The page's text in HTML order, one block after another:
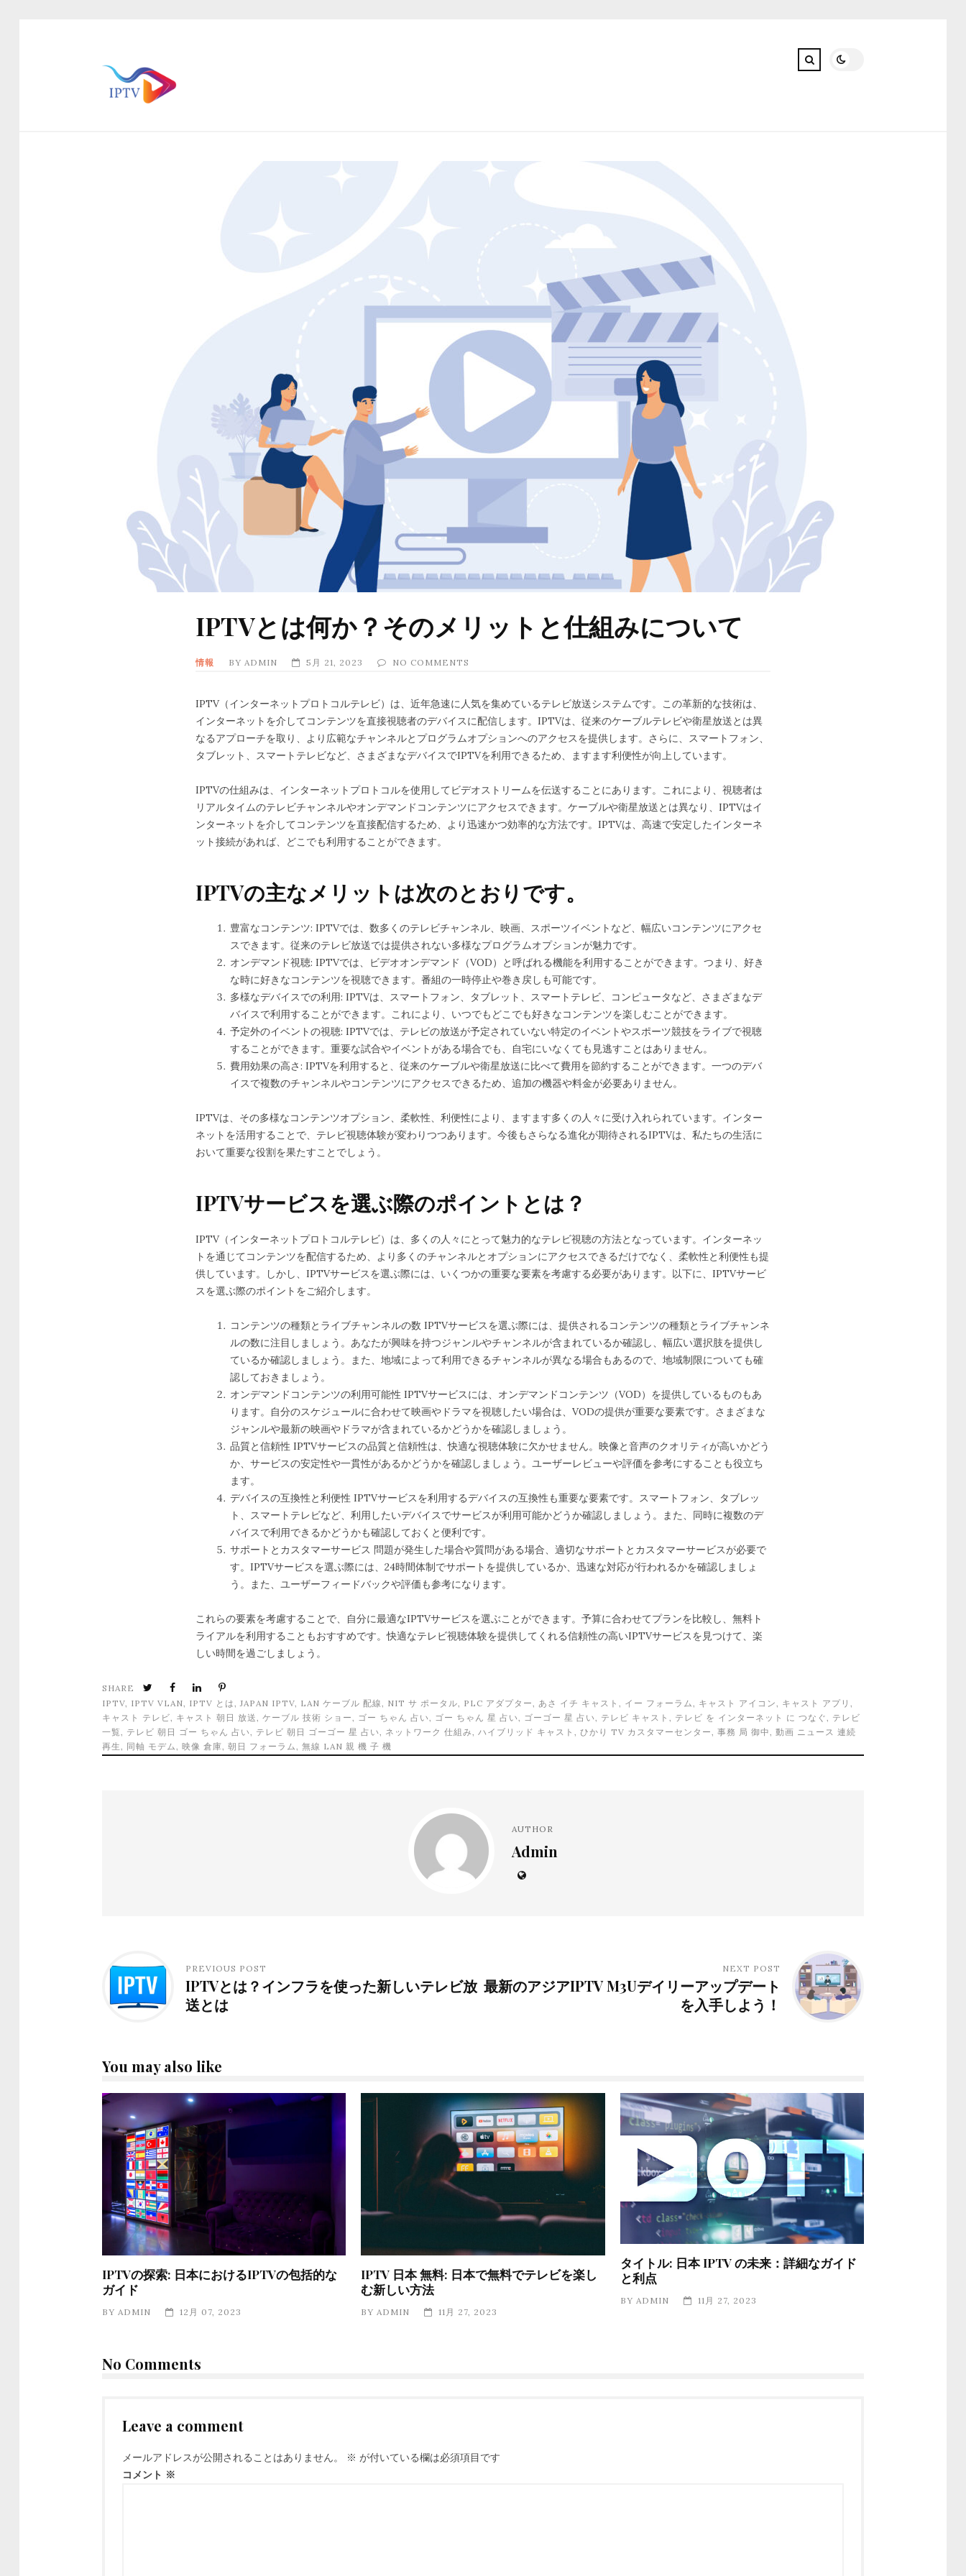
IPTVとは何か？そのメリットと仕組みについて
情報 BY ADMIN 5月 21, 2023 NO COMMENTS
IPTV（インターネットプロトコルテレビ）は、近年急速に人気を集めているテレビ放送システムです。この革新的な技術は、
インターネットを介してコンテンツを直接視聴者のデバイスに配信します。IPTVは、従来のケーブルテレビや衛星放送とは異
なるアプローチを取り、より広範なチャンネルとプログラムオプションへのアクセスを提供します。さらに、スマートフォン、
タブレット、スマートテレビなど、さまざまなデバイスでIPTVを利用できるため、ますます利便性が向上しています。
IPTVの仕組みは、インターネットプロトコルを使用してビデオストリームを伝送することにあります。これにより、視聴者は
リアルタイムのテレビチャンネルやオンデマンドコンテンツにアクセスできます。ケーブルや衛星放送とは異なり、IPTVはイ
ンターネットを介してコンテンツを直接配信するため、より迅速かつ効率的な方法です。IPTVは、高速で安定したインターネ
ット接続があれば、どこでも利用することができます。
IPTVの主なメリットは次のとおりです。
豊富なコンテンツ: IPTVでは、数多くのテレビチャンネル、映画、スポーツイベントなど、幅広いコンテンツにアクセ
スできます。従来のテレビ放送では提供されない多様なプログラムオプションが魅力です。
オンデマンド視聴: IPTVでは、ビデオオンデマンド（VOD）と呼ばれる機能を利用することができます。つまり、好き
な時に好きなコンテンツを視聴できます。番組の一時停止や巻き戻しも可能です。
多様なデバイスでの利用: IPTVは、スマートフォン、タブレット、スマートテレビ、コンピュータなど、さまざまなデ
バイスで利用することができます。これにより、いつでもどこでも好きなコンテンツを楽しむことができます。
予定外のイベントの視聴: IPTVでは、テレビの放送が予定されていない特定のイベントやスポーツ競技をライブで視聴
することができます。重要な試合やイベントがある場合でも、自宅にいなくても見逃すことはありません。
費用効果の高さ: IPTVを利用すると、従来のケーブルや衛星放送に比べて費用を節約することができます。一つのデバ
イスで複数のチャンネルやコンテンツにアクセスできるため、追加の機器や料金が必要ありません。
IPTVは、その多様なコンテンツオプション、柔軟性、利便性により、ますます多くの人々に受け入れられています。インター
ネットを活用することで、テレビ視聴体験が変わりつつあります。今後もさらなる進化が期待されるIPTVは、私たちの生活に
おいて重要な役割を果たすことでしょう。
IPTVサービスを選ぶ際のポイントとは？
IPTV（インターネットプロトコルテレビ）は、多くの人々にとって魅力的なテレビ視聴の方法となっています。インターネッ
トを通じてコンテンツを配信するため、より多くのチャンネルとオプションにアクセスできるだけでなく、柔軟性と利便性も提
供しています。しかし、IPTVサービスを選ぶ際には、いくつかの重要な要素を考慮する必要があります。以下に、IPTVサービ
スを選ぶ際のポイントをご紹介します。
コンテンツの種類とライブチャンネルの数 IPTVサービスを選ぶ際には、提供されるコンテンツの種類とライブチャンネ
ルの数に注目しましょう。あなたが興味を持つジャンルやチャンネルが含まれているか確認し、幅広い選択肢を提供し
ているか確認しましょう。また、地域によって利用できるチャンネルが異なる場合もあるので、地域制限についても確
認しておきましょう。
オンデマンドコンテンツの利用可能性 IPTVサービスには、オンデマンドコンテンツ（VOD）を提供しているものもあ
ります。自分のスケジュールに合わせて映画やドラマを視聴したい場合は、VODの提供が重要な要素です。さまざまな
ジャンルや最新の映画やドラマが含まれているかどうかを確認しましょう。
品質と信頼性 IPTVサービスの品質と信頼性は、快適な視聴体験に欠かせません。映像と音声のクオリティが高いかどう
か、サービスの安定性や一貫性があるかどうかを確認しましょう。ユーザーレビューや評価を参考にすることも役立ち
ます。
デバイスの互換性と利便性 IPTVサービスを利用するデバイスの互換性も重要な要素です。スマートフォン、タブレッ
ト、スマートテレビなど、利用したいデバイスでサービスが利用可能かどうか確認しましょう。また、同時に複数のデ
バイスで利用できるかどうかも確認しておくと便利です。
サポートとカスタマーサービス 問題が発生した場合や質問がある場合、適切なサポートとカスタマーサービスが必要で
す。IPTVサービスを選ぶ際には、24時間体制でサポートを提供しているか、迅速な対応が行われるかを確認しましょ
う。また、ユーザーフィードバックや評価も参考になります。
これらの要素を考慮することで、自分に最適なIPTVサービスを選ぶことができます。予算に合わせてプランを比較し、無料ト
ライアルを利用することもおすすめです。快適なテレビ視聴体験を提供してくれる信頼性の高いIPTVサービスを見つけて、楽
しい時間を過ごしましょう。
IPTV IPTV VLAN IPTV とは JAPAN IPTV LAN ケーブル 配線 NIT サ ポータル PLC アダプター あさ イチ キャスト イー フォーラム キャスト アイコン キャスト アプリ
キャスト テレビ
キャスト 朝日 放送 ケーブル 技術 ショー ゴー ちゃん 占い ゴー ちゃん 星 占い ゴーゴー 星 占い テレビ キャスト テレビ を インターネット に つなぐ
テレビ
一覧
テレビ 朝日 ゴー ちゃん 占い テレビ 朝日 ゴーゴー 星 占い ネットワーク 仕組み ハイブリッド キャスト ひかり TV カスタマーセンター 事務 局 御中
動画 ニュース 連続
再生
同軸 モデム 映像 倉庫 朝日 フォーラム 無線 LAN 親 機 子 機
SHARE
AUTHOR
Admin
PREVIOUS POST
IPTVとは？インフラを使った新しいテレビ放
送とは
NEXT POST
最新のアジアIPTV M3Uデイリーアップデート
を入手しよう！
You may also like
IPTVの探索: 日本におけるIPTVの包括的な
ガイド
BY ADMIN 12月 07, 2023
IPTV 日本 無料: 日本で無料でテレビを楽し
む新しい方法
BY ADMIN 11月 27, 2023
タイトル: 日本 IPTV の未来：詳細なガイド
と利点
BY ADMIN 11月 27, 2023
No Comments
Leave a comment
メールアドレスが公開されることはありません。 ※ が付いている欄は必須項目です
コメント ※